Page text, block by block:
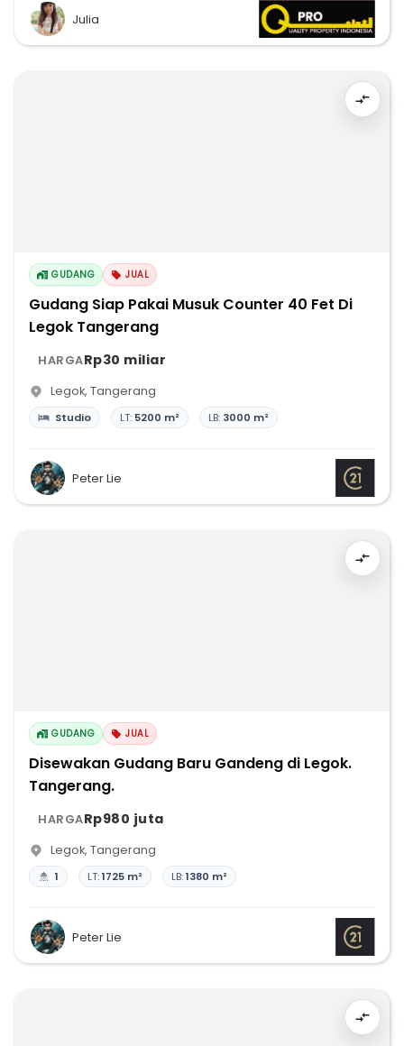
Julia
GUDANG JUAL
Gudang Siap Pakai Musuk Counter 40 Fet Di
Legok Tangerang
HARGARp30 miliar
Legok, Tangerang
Studio LT: 5200 m² LB: 3000 m²
Peter Lie
GUDANG JUAL
Disewakan Gudang Baru Gandeng di Legok.
Tangerang.
HARGARp980 juta
Legok, Tangerang
1 LT:1725 m² LB:1380 m²
Peter Lie